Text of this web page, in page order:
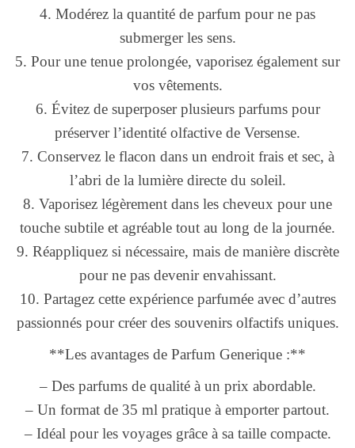
4. Modérez la quantité de parfum pour ne pas
submerger les sens.
5. Pour une tenue prolongée, vaporisez également sur
vos vêtements.
6. Évitez de superposer plusieurs parfums pour
préserver l’identité olfactive de Versense.
7. Conservez le flacon dans un endroit frais et sec, à
l’abri de la lumière directe du soleil.
8. Vaporisez légèrement dans les cheveux pour une
touche subtile et agréable tout au long de la journée.
9. Réappliquez si nécessaire, mais de manière discrète
pour ne pas devenir envahissant.
10. Partagez cette expérience parfumée avec d’autres
passionnés pour créer des souvenirs olfactifs uniques.
**Les avantages de Parfum Generique :**
– Des parfums de qualité à un prix abordable.
– Un format de 35 ml pratique à emporter partout.
– Idéal pour les voyages grâce à sa taille compacte.